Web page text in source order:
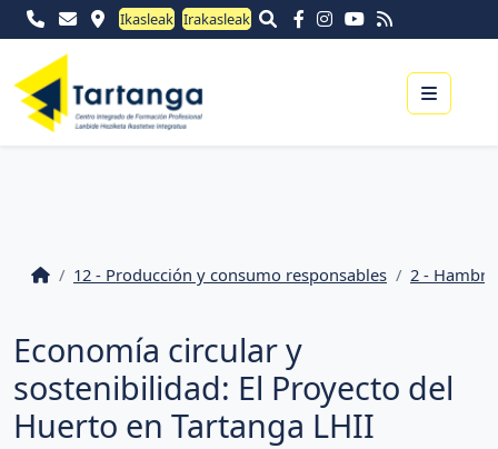
Ikasleak Irakasleak
Menu
12 - Producción y consumo responsables 2 -
Economía circular y
sostenibilidad: El Proyecto del
Huerto en Tartanga LHII